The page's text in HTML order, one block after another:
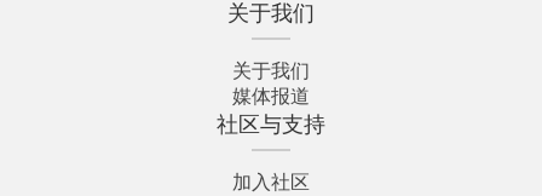
关于我们
关于我们
媒体报道
社区与支持
加入社区